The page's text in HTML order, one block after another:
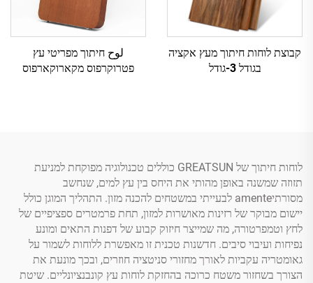
קבוצת לוחות חיתוך מעץ אקציה
בגודל 3-גודל
لوح חיתוך מפריטי עץ
פטרוקרפוס מקארוקארפוס
לוחות חיתוך של GREATSUN כוללים טכנולוגיה מפוקחת למניעת
תזוזה שמשנה באופן מהותי את היחס בין עץ למים, שנחשב
מסורתיamente לבעייתי במשטחים להכנה מזון. התהליך המוגן כולל
יישום מבוקר של רזינות מאושרות למזון, תחת פרמטרים ספציפיים של
לחץ וטמפרטורה, מה שמייצר חיזוק קבוע של דפנות התאים ומונע
נפיחות ועיבוי סיבים. חדשנות טכנית זו מאפשרת ללוחות לשמור על
גאומטריה עקביות לאורך מחזורי סניטציה חוזרים, ובכך מונעת את
הצורך בשחזור משטח כרוכה בהחזקת לוחות עץ קונבנציונליים. שיטת